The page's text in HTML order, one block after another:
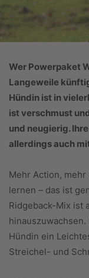
Wer Powerpaket
Langeweile
Hündin ist in
ist verschmust
und neugierig.
allerdings auch
Mehr Action, mehr
lernen – das ist
Ridgeback-Mix ist
Hündin ein
Streichel- und